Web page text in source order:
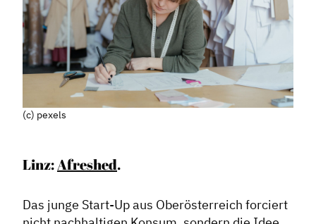
(c) pexels
Linz:Afreshed.
Das junge Start-Up aus Oberösterreich forciert